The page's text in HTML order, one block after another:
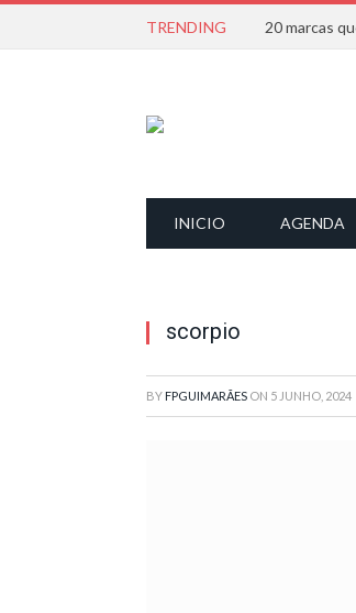
TRENDING
INICIO AGENDA
scorpio
BY FPGUIMARÃES ON 5 JUNHO, 2024